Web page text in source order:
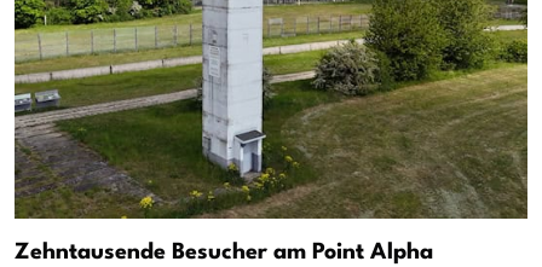
Zehntausende Besucher am Point Alpha